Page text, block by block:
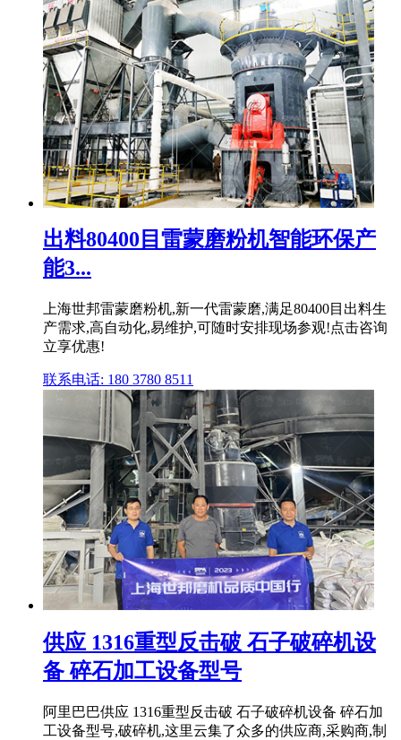
出料80400目雷蒙磨粉机智能环保产
能3...
上海世邦雷蒙磨粉机,新一代雷蒙磨,满足80400目出料生
产需求,高自动化,易维护,可随时安排现场参观!点击咨询
立享优惠!
联系电话: 180 3780 8511
供应 1316重型反击破 石子破碎机设
备 碎石加工设备型号
阿里巴巴供应 1316重型反击破 石子破碎机设备 碎石加
工设备型号,破碎机,这里云集了众多的供应商,采购商,制